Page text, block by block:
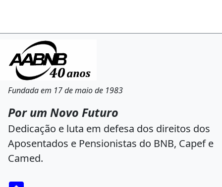
Fundada em 17 de maio de 1983
Por um Novo Futuro
Dedicação e luta em defesa dos direitos dos
Aposentados e Pensionistas do BNB, Capef e
Camed.